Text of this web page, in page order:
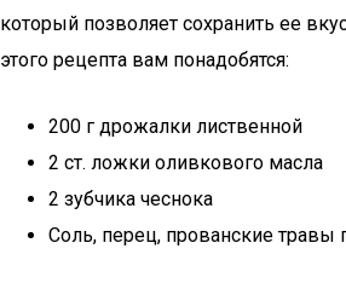
который позволяет сохранить ее
этого рецепта вам понадобятся:
200 г дрожалки лиственной
2 ст. ложки оливкового масла
2 зубчика чеснока
Соль, перец, прованские травы